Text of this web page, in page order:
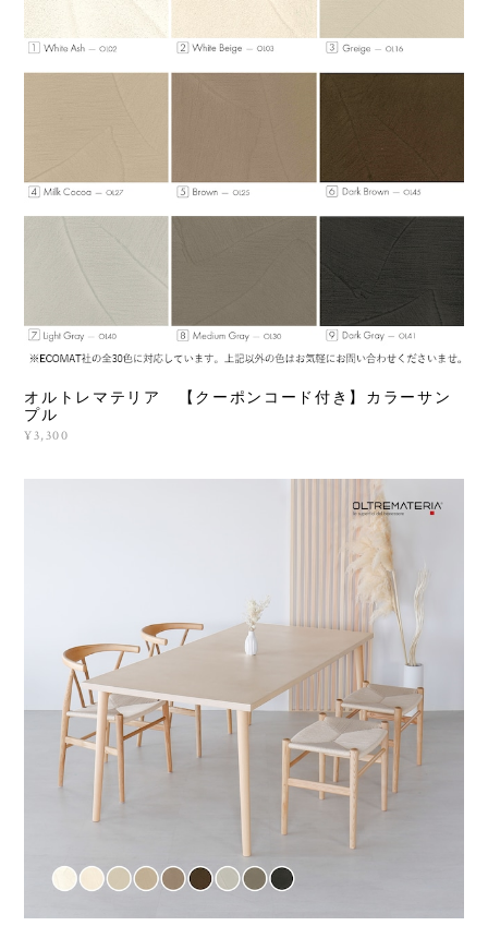
オルトレマテリア 【クーポンコード付き】カラーサン
プル
¥3,300